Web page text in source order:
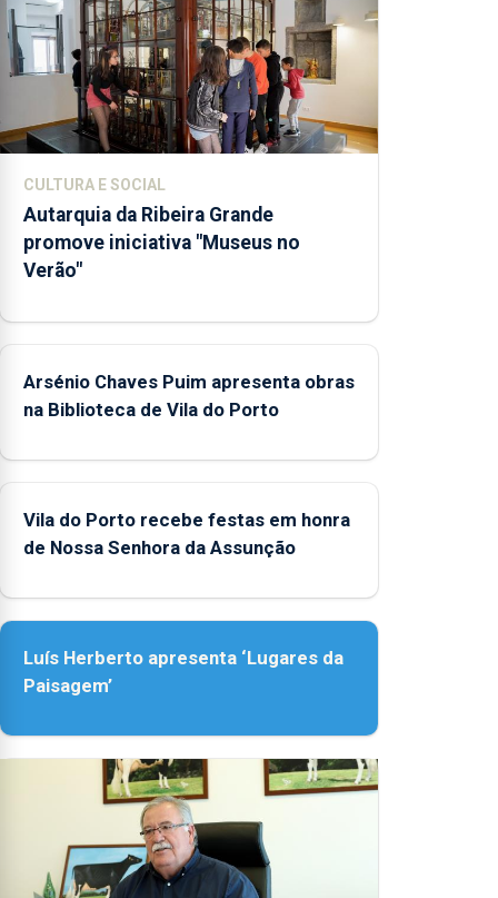
das crianças
CULTURA E SOCIAL
Autarquia da Ribeira Grande
promove iniciativa "Museus no
Verão"
Arsénio Chaves Puim apresenta obras
na Biblioteca de Vila do Porto
Vila do Porto recebe festas em honra
de Nossa Senhora da Assunção
Luís Herberto apresenta ‘Lugares da
Paisagem’